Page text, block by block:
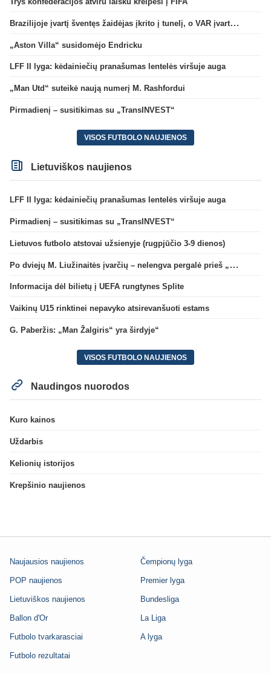
Brazilijoje įvartį šventęs žaidėjas įkrito į tunelį, o VAR įvartį atšaukė
„Aston Villa“ susidomėjo Endricku
LFF II lyga: kėdainiečių pranašumas lentelės viršuje auga
„Man Utd“ suteikė naują numerį M. Rashfordui
Pirmadienį – susitikimas su „TransINVEST“
VISOS FUTBOLO NAUJIENOS
Lietuviškos naujienos
LFF II lyga: kėdainiečių pranašumas lentelės viršuje auga
Pirmadienį – susitikimas su „TransINVEST“
Lietuvos futbolo atstovai užsienyje (rugpjūčio 3-9 dienos)
Po dviejų M. Liužinaitės įvarčių – nelengva pergalė prieš „Bangą“
Informacija dėl bilietų į UEFA rungtynes Splite
Vaikinų U15 rinktinei nepavyko atsirevanšuoti estams
G. Paberžis: „Man Žalgiris“ yra širdyje“
VISOS FUTBOLO NAUJIENOS
Naudingos nuorodos
Kuro kainos
Uždarbis
Kelionių istorijos
Krepšinio naujienos
Naujausios naujienos
POP naujienos
Lietuviškos naujienos
Ballon d'Or
Futbolo tvarkarasciai
Futbolo rezultatai
Čempionų lyga
Premier lyga
Bundesliga
La Liga
A lyga